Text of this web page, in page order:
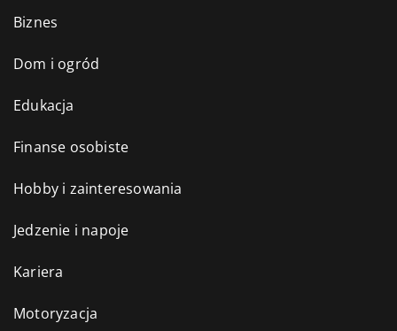
Biznes
Dom i ogród
Edukacja
Finanse osobiste
Hobby i zainteresowania
Jedzenie i napoje
Kariera
Motoryzacja